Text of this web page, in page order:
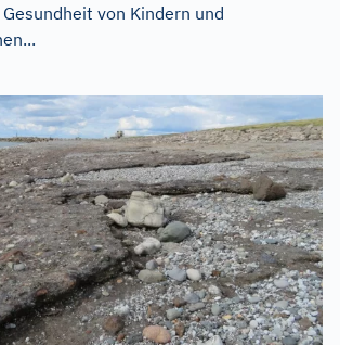
von Kindern und